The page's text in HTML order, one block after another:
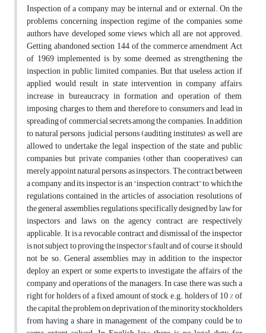
Inspection of a company may be internal and or external. On the
problems concerning inspection regime of the companies, some
authors have developed some views which all are not approved.
Getting abandoned section 144 of the commerce amendment Act
of 1969 implemented is by some deemed as strengthening the
inspection in public limited companies. But that useless action if
applied would result in state intervention in company affairs,
increase in bureaucracy in formation and operation of them,
imposing charges to them and therefore to consumers and lead in
spreading of commercial secrets among the companies. In addition
to natural persons, judicial persons (auditing institutes) as well are
allowed to undertake the legal inspection of the state and public
companies but private companies (other than cooperatives) can
merely appoint natural persons as inspectors. The contract between
a company and its inspector is an “inspection contract” to which the
regulations contained in the articles of association, resolutions of
the general assemblies, regulations specifically designed by law for
inspectors and laws on the agency contract are respectively
applicable. It is a revocable contract and dismissal of the inspector
is not subject to proving the inspector’s fault and of course, it should
not be so. General assemblies may in addition to the inspector
deploy an expert or some experts to investigate the affairs of the
company and operations of the managers. In case, there was such a
right for holders of a fixed amount of stock, e.g. holders of 10 % of
the capital, the problem on deprivation of the minority stockholders
from having a share in management of the company could be to